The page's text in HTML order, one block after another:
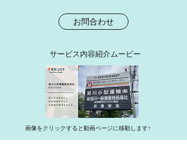
お問合わせ
サービス内容紹介ムービー
​画像をクリックすると動画ページに移動します↑